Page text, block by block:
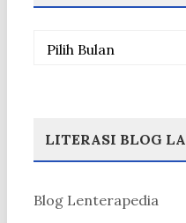
Arsip
LITERASI BLOG
Blog Lenterapedia